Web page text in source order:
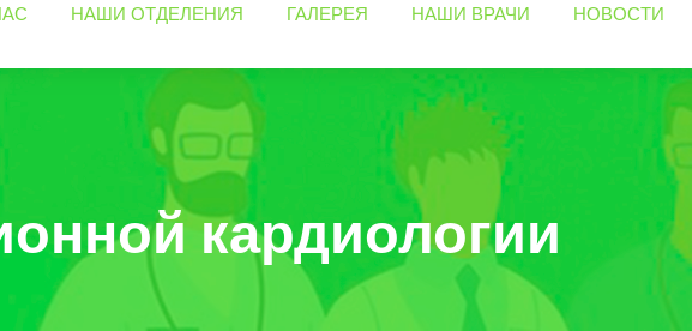
НАШИ ОТДЕЛЕНИЯ ГАЛЕРЕЯ НАШИ ВРАЧИ НОВОСТИ
кардиологии